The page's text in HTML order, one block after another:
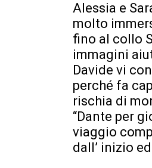
Alessia e
molto
fino al collo
immagini
Davide vi
perché fa
rischia di
“Dante per
viaggio
dall’ inizio